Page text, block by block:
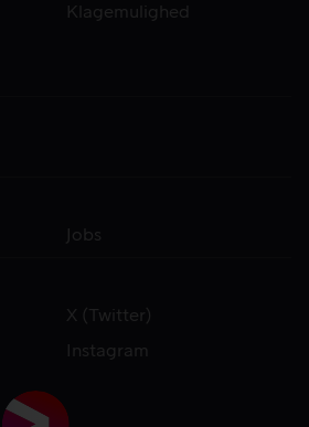
Klagemulighed
Jobs
X (Twitter)
Instagram